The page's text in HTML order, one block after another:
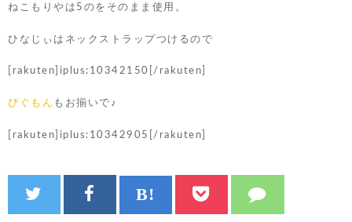
ねこもりやは5のをそのまま使用。
ひなじぃはネックストラップつけるので
[rakuten]iplus:10342150[/rakuten]
ぴぐもん もお揃いで♪
[rakuten]iplus:10342905[/rakuten]